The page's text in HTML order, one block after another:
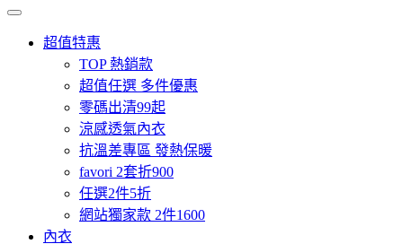
超值特惠
TOP 熱銷款
超值任選 多件優惠
零碼出清99起
涼感透氣內衣
抗溫差專區 發熱保暖
favori 2套折900
任選2件5折
網站獨家款 2件1600
內衣